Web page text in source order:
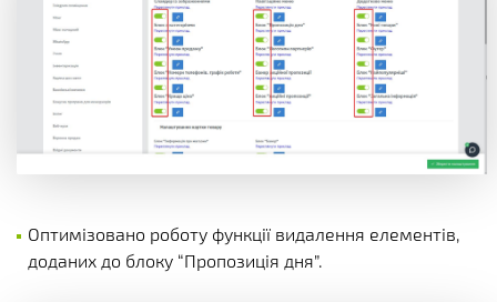
Оптимізовано роботу функції видалення елементів,
доданих до блоку “Пропозиція дня”.